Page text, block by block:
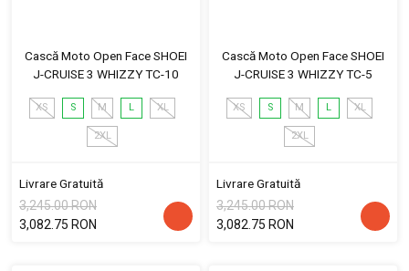
Cască Moto Open Face SHOEI
J-CRUISE 3 WHIZZY TC-10
XS S M L XL
2XL
Livrare Gratuită
3,245.00 RON
3,082.75 RON
Cască Moto Open Face SHOEI
J-CRUISE 3 WHIZZY TC-5
XS S M L XL
2XL
Livrare Gratuită
3,245.00 RON
3,082.75 RON